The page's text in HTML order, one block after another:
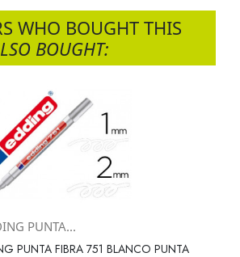
WHO BOUGHT THIS
BOUGHT:
PUNTA...
PUNTA FIBRA 751 BLANCO PUNTA